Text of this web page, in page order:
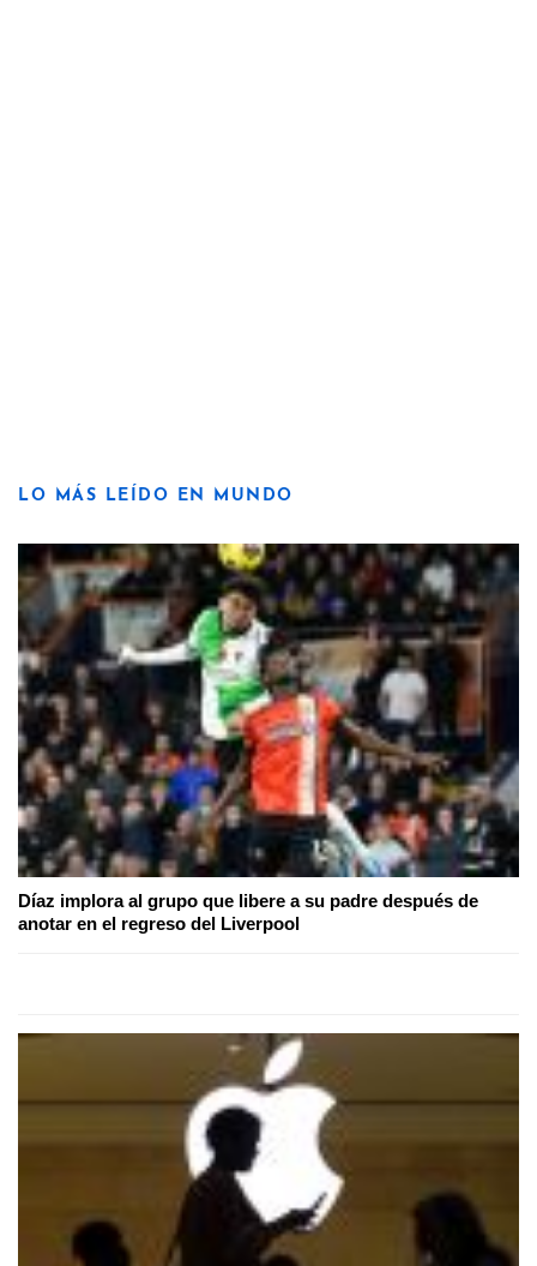
LO MÁS LEÍDO EN MUNDO
Díaz implora al grupo que libere a su padre después de
anotar en el regreso del Liverpool